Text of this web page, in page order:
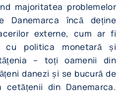
majoritatea problemelor
încă deține
externe, cum ar fi
cu politica monetară și
– toți oamenii din
danezi și se bucură de
din Danemarca.